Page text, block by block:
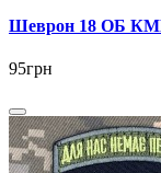
Шеврон 18 ОБ
95грн